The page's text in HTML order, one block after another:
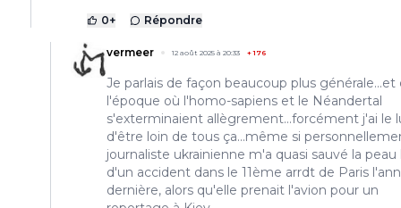
0+ Répondre
vermeer 12 août 2025 à 20:33 +176
Je parlais de façon beaucoup plus générale...et
l'époque où l'homo-sapiens et le Néandertal
s'exterminaient allègrement...forcément j'ai le
d'être loin de tous ça...même si
journaliste ukrainienne m'a quasi sauvé la peau
d'un accident dans le 11ème arrdt de Paris
dernière, alors qu'elle prenait l'avion pour un